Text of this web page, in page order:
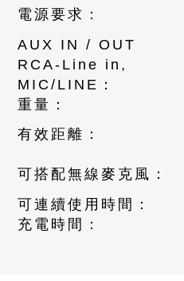
電源要求：
AUX IN / OUT
RCA-Line in,
MIC/LINE：
重量：
有效距離：
可搭配無線麥克風：
可連續使用時間：
充電時間：